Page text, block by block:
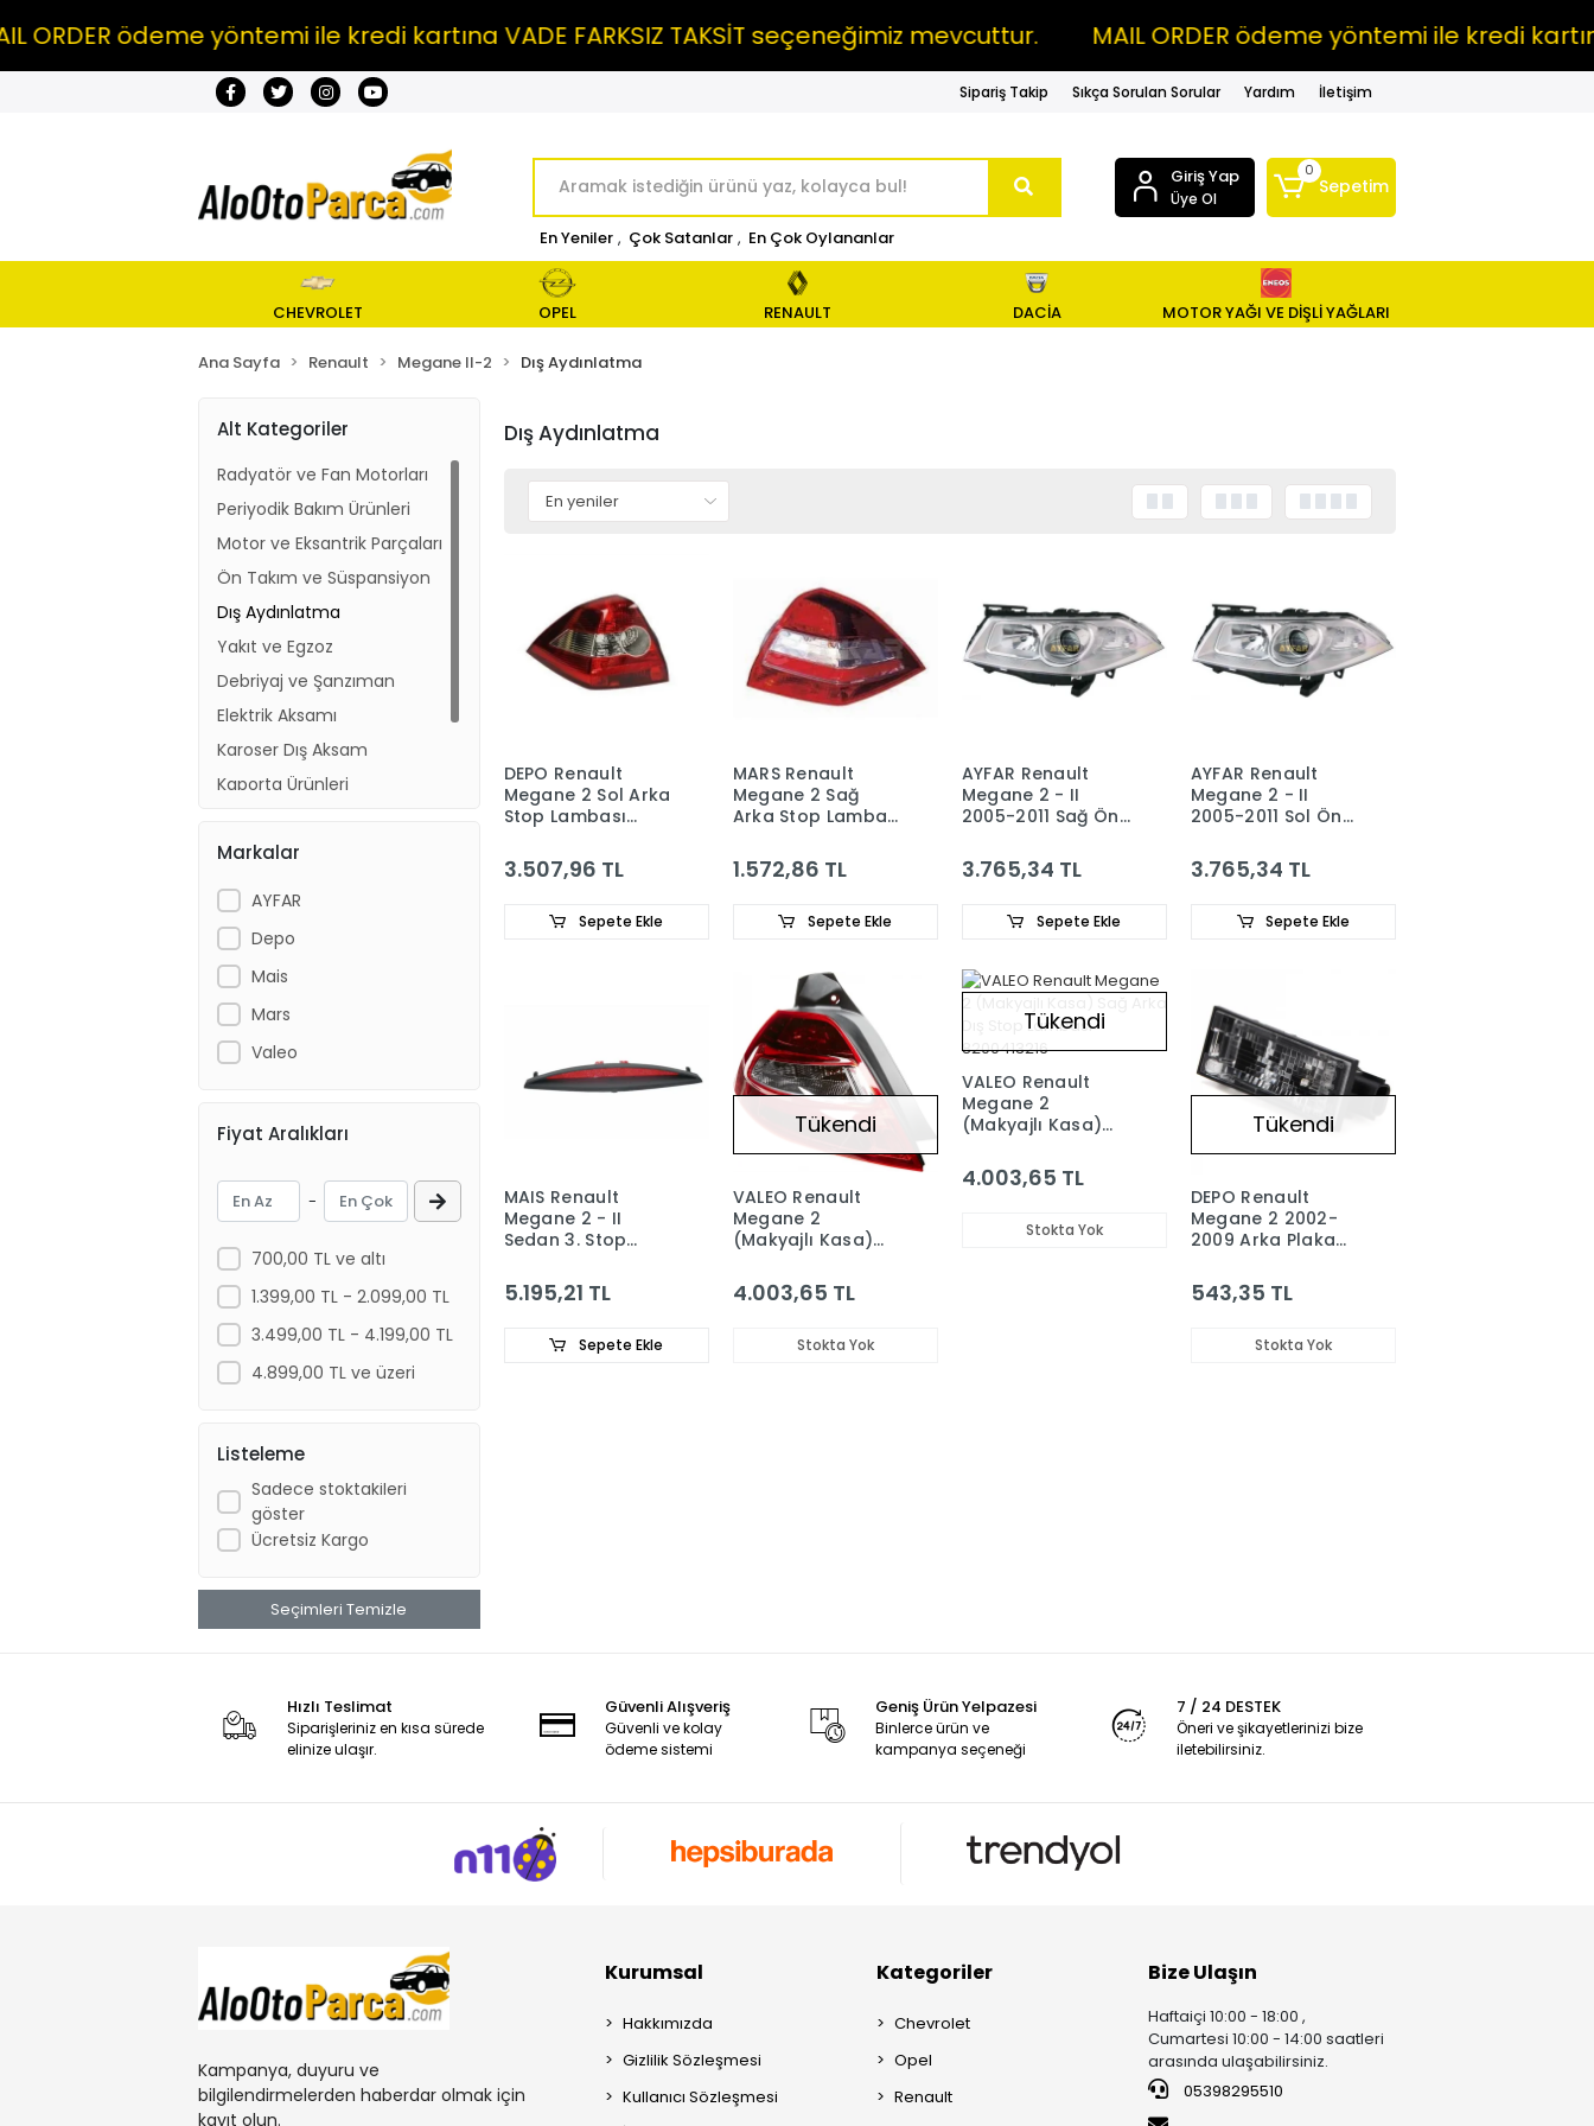
ödeme yöntemi ile kredi kartına VADE FARKSIZ TAKSİT seçeneğimiz mevcuttur. MAIL ORDER ödeme yöntemi ile kredi kartına
Sipariş Takip Sıkça Sorulan Sorular Yardım İletişim
En Yeniler , Çok Satanlar , En Çok Oylananlar
Giriş Yap
Üye Ol
0
Sepetim
CHEVROLET OPEL RENAULT DACİA MOTOR YAĞI VE DİŞLİ YAĞLARI
Ana Sayfa Renault Megane II-2 Dış Aydınlatma
Alt Kategoriler
Radyatör ve Fan Motorları
Periyodik Bakım Ürünleri
Motor ve Eksantrik Parçaları
Ön Takım ve Süspansiyon
Dış Aydınlatma
Yakıt ve Egzoz
Debriyaj ve Şanzıman
Elektrik Aksamı
Karoser Dış Aksam
Kaporta Ürünleri
Karoser İç Aksam
Markalar
AYFAR
Depo
Mais
Mars
Valeo
Fiyat Aralıkları
-
700,00 TL ve altı
1.399,00 TL - 2.099,00 TL
3.499,00 TL - 4.199,00 TL
4.899,00 TL ve üzeri
Listeleme
Sadece stoktakileri
göster
Ücretsiz Kargo
Seçimleri Temizle
Dış Aydınlatma
DEPO Renault
Megane 2 Sol Arka
Stop Lambası
3.507,96 TL
Sepete Ekle
MARS Renault
Megane 2 Sağ
Arka Stop Lambası
8200757701 -
8200142681
1.572,86 TL
Sepete Ekle
AYFAR Renault
Megane 2 - II
2005-2011 Sağ Ön
Mercekli)
7701063218
3.765,34 TL
Sepete Ekle
AYFAR Renault
Megane 2 - II
2005-2011 Sol Ön
Mercekli)
7701063220
3.765,34 TL
Sepete Ekle
MAIS Renault
Megane 2 - II
Sedan 3. Stop
8200175536
5.195,21 TL
Sepete Ekle
Tükendi
VALEO Renault
Megane 2
(Makyajlı Kasa)
Lambası
8200413214
4.003,65 TL
Stokta Yok
Tükendi
VALEO Renault
Megane 2
(Makyajlı Kasa)
Lambası
8200413216
4.003,65 TL
Stokta Yok
Tükendi
DEPO Renault
Megane 2 2002-
2009 Arka Plaka
8200480127
543,35 TL
Stokta Yok
Hızlı Teslimat
Siparişleriniz en kısa sürede
elinize ulaşır.
Güvenli Alışveriş
Güvenli ve kolay
ödeme sistemi
Geniş Ürün Yelpazesi
Binlerce ürün ve
kampanya seçeneği
7 / 24 DESTEK
Öneri ve şikayetlerinizi bize
iletebilirsiniz.
Kampanya, duyuru ve
bilgilendirmelerden haberdar olmak için
kayıt olun.
Kurumsal
Hakkımızda
Gizlilik Sözleşmesi
Kullanıcı Sözleşmesi
Kategoriler
Chevrolet
Opel
Renault
Bize Ulaşın
Haftaiçi 10:00 - 18:00 ,
Cumartesi 10:00 - 14:00 saatleri
arasında ulaşabilirsiniz.
05398295510